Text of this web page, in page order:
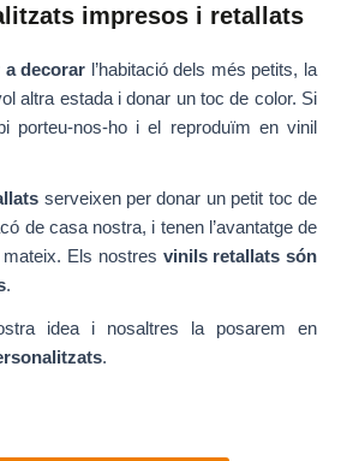
impresos i retallats
decorar l’habitació dels més petits, la
altra estada i donar un toc de color. Si
porteu-nos-ho i el reproduïm en vinil
serveixen per donar un petit toc de
de casa nostra, i tenen l’avantatge de
mateix. Els nostres vinils retallats són
.
idea i nosaltres la posarem en
.